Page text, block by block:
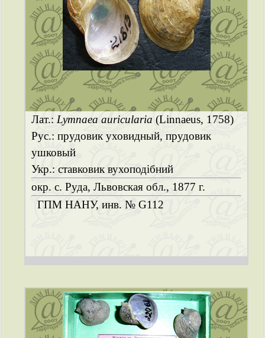
Лат.: Lymnaea auricularia (Linnaeus, 1758)
Рус.: прудовик уховидный, прудовик
ушковый
Укр.: ставковик вухоподібний
окр. с. Руда, Львовская обл., 1877 г.
ГПМ НАНУ, инв. № G112